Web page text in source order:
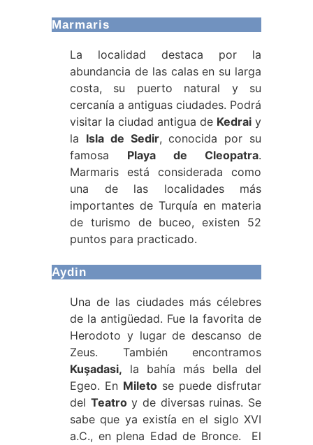
Marmaris
La localidad destaca por la
abundancia de las calas en su larga
costa, su puerto natural y su
cercanía a antiguas ciudades. Podrá
visitar la ciudad antigua de Kedrai y
la Isla de Sedir, conocida por su
famosa Playa de Cleopatra.
Marmaris está considerada como
una de las localidades más
importantes de Turquía en materia
de turismo de buceo, existen 52
puntos para practicado.
Aydin
Una de las ciudades más célebres
de la antigüedad. Fue la favorita de
Herodoto y lugar de descanso de
Zeus. También encontramos
Kuşadasi, la bahía más bella del
Egeo. En Mileto se puede disfrutar
del Teatroy de diversas ruinas. Se
sabe que ya existía en el siglo XVI
a.C., en plena Edad de Bronce. El